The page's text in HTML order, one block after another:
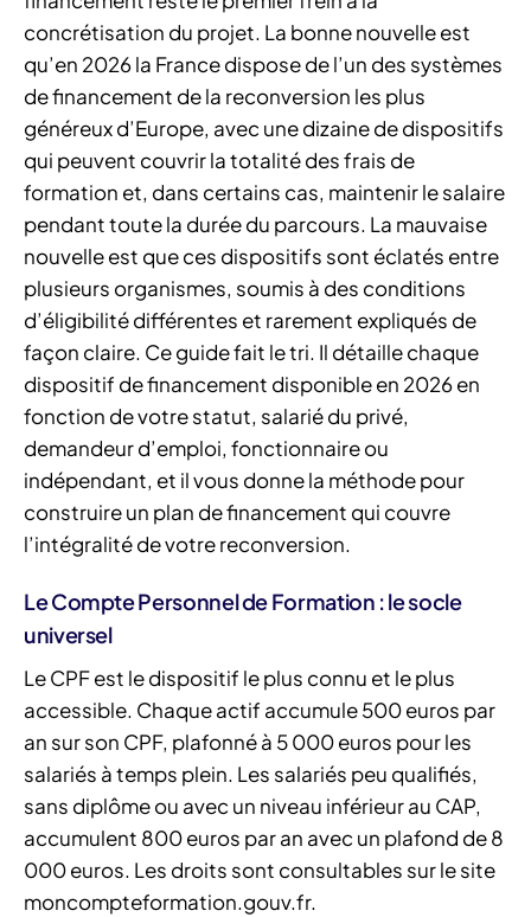
concrétisation du projet. La bonne nouvelle est
qu’en 2026 la France dispose de l’un des systèmes
de financement de la reconversion les plus
généreux d’Europe, avec une dizaine de dispositifs
qui peuvent couvrir la totalité des frais de
formation et, dans certains cas, maintenir le salaire
pendant toute la durée du parcours. La mauvaise
nouvelle est que ces dispositifs sont éclatés entre
plusieurs organismes, soumis à des conditions
d’éligibilité différentes et rarement expliqués de
façon claire. Ce guide fait le tri. Il détaille chaque
dispositif de financement disponible en 2026 en
fonction de votre statut, salarié du privé,
demandeur d’emploi, fonctionnaire ou
indépendant, et il vous donne la méthode pour
construire un plan de financement qui couvre
l’intégralité de votre reconversion.
Le Compte Personnel de Formation : le socle
universel
Le CPF est le dispositif le plus connu et le plus
accessible. Chaque actif accumule 500 euros par
an sur son CPF, plafonné à 5 000 euros pour les
salariés à temps plein. Les salariés peu qualifiés,
sans diplôme ou avec un niveau inférieur au CAP,
accumulent 800 euros par an avec un plafond de 8
000 euros. Les droits sont consultables sur le site
moncompteformation.gouv.fr.